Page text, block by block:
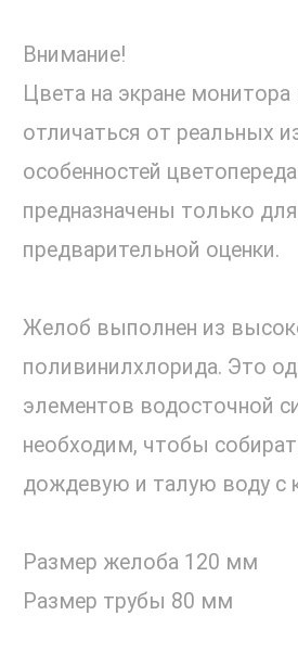
Внимание!
Цвета на экране монитора
отличаться от реальных
особенностей
предназначены только для
предварительной оценки.
Желоб выполнен из
поливинилхлорида. Это
элементов водосточной
необходим, чтобы
дождевую и талую воду с
Размер желоба 120 мм
Размер трубы 80 мм